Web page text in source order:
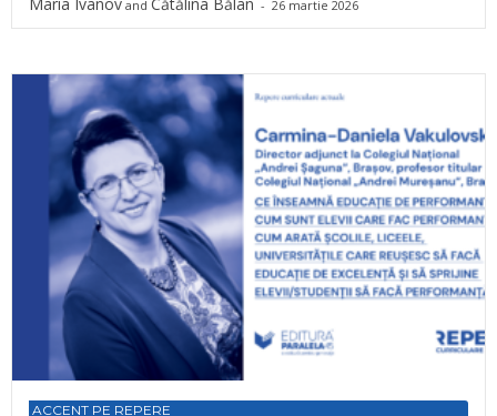
and - 26 martie 2026
ACCENT PE REPERE